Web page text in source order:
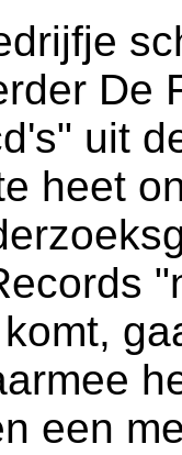
De
uit
heet
een